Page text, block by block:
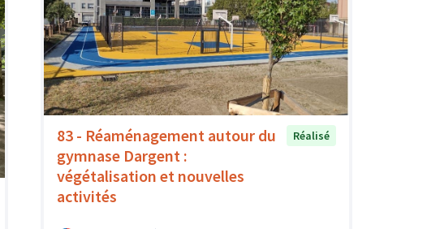
83 - Réaménagement autour du
gymnase Dargent :
végétalisation et nouvelles
activités
Réalisé